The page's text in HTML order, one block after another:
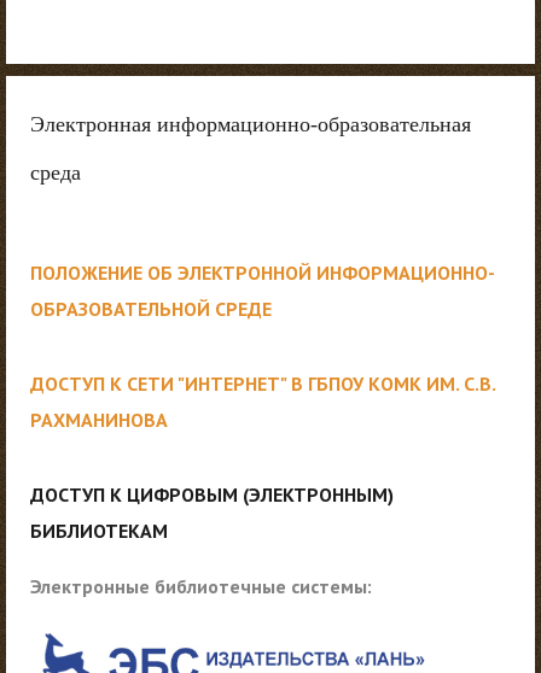
Электронная информационно-образовательная
среда
ПОЛОЖЕНИЕ ОБ ЭЛЕКТРОННОЙ ИНФОРМАЦИОННО-
ОБРАЗОВАТЕЛЬНОЙ СРЕДЕ
ДОСТУП К СЕТИ "ИНТЕРНЕТ" В ГБПОУ КОМК ИМ. С.В.
РАХМАНИНОВА
ДОСТУП К ЦИФРОВЫМ (ЭЛЕКТРОННЫМ)
БИБЛИОТЕКАМ
Электронные библиотечные системы: